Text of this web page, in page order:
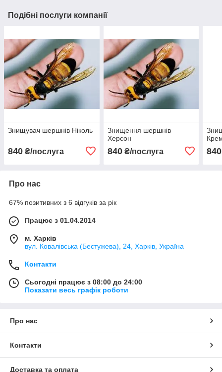
Подібні послуги компанії
Знищувач шершнів Ніколь
840 ₴/послуга
Знищення шершнів
Херсон
840₴/послуга 840
Про нас
67% позитивних з 6 відгуків за рік
Працює з 01.04.2014
м. Харків
вул. Ковалівська (Бестужева), 24, Харків, Україна
Контакти
Сьогодні працює з 08:00 до 24:00
Показати весь графік роботи
Про нас
Контакти
Доставка та оплата